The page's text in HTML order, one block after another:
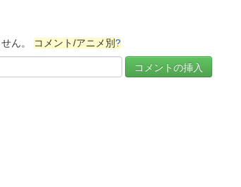
ん。 コメント/アニメ別?